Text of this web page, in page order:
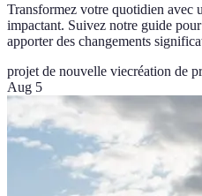
Transformez votre quotidien avec
impactant. Suivez notre guide
apporter des changements
projet de nouvelle viecréation de
Aug 5